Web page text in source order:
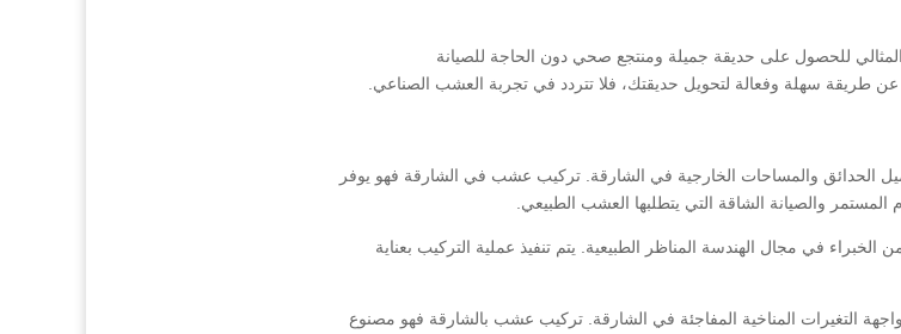
للحصول على حديقة جميلة ومنتجع صحي دون الحاجة للصيانة
سهلة وفعالة لتحويل حديقتك، فلا تتردد في تجربة العشب الصناعي.
الحدائق والمساحات الخارجية في الشارقة. تركيب عشب في الشارقة فهو يوفر
والصيانة الشاقة التي يتطلبها العشب الطبيعي.
في مجال الهندسة المناظر الطبيعية. يتم تنفيذ عملية التركيب بعناية
التغيرات المناخية المفاجئة في الشارقة. تركيب عشب بالشارقة فهو مصنوع